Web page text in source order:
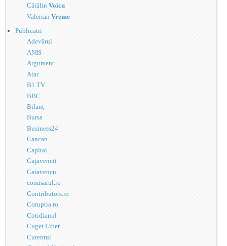
CătălinVoicu
ValerianVreme
Publicatii
Adevărul
ANIS
Argument
Atac
B1 TV
BBC
Bilanţ
Bursa
Business24
Cancan
Capital
Caţavencii
Catavencu
comisarul.ro
Contributors.ro
Coruptia.ro
Cotidianul
Cuget Liber
Curentul